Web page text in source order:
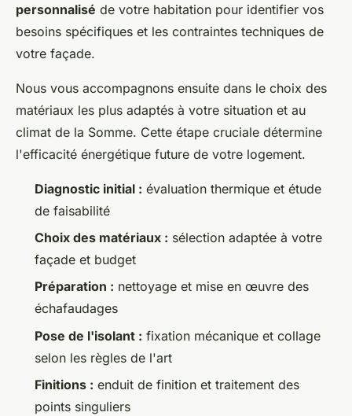
personnalisé de votre habitation pour identifier vos
besoins spécifiques et les contraintes techniques de
votre façade.
Nous vous accompagnons ensuite dans le choix des
matériaux les plus adaptés à votre situation et au
climat de la Somme. Cette étape cruciale détermine
l'efficacité énergétique future de votre logement.
Diagnostic initial : évaluation thermique et étude
de faisabilité
Choix des matériaux : sélection adaptée à votre
façade et budget
Préparation : nettoyage et mise en œuvre des
échafaudages
Pose de l'isolant : fixation mécanique et collage
selon les règles de l'art
Finitions : enduit de finition et traitement des
points singuliers